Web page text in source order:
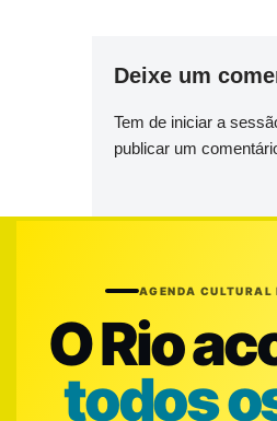
Deixe um
Tem de iniciar a
publicar um
AGENDA CULTURAL
O Rio
todos